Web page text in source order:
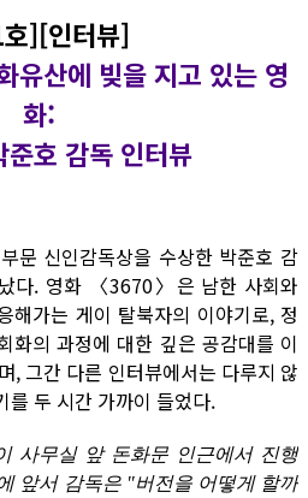
][인터뷰]
유산에 빚을 지고 있는 영
화:
호 감독 인터뷰
문 신인감독상을 수상한 박준호 감
다. 영화 〈3670〉은 남한 사회와
해가는 게이 탈북자의 이야기로, 정
화의 과정에 대한 깊은 공감대를 이
, 그간 다른 인터뷰에서는 다루지 않
두 시간 가까이 들었다.
사무실 앞 돈화문 인근에서 진행
앞서 감독은 "버전을 어떻게 할까